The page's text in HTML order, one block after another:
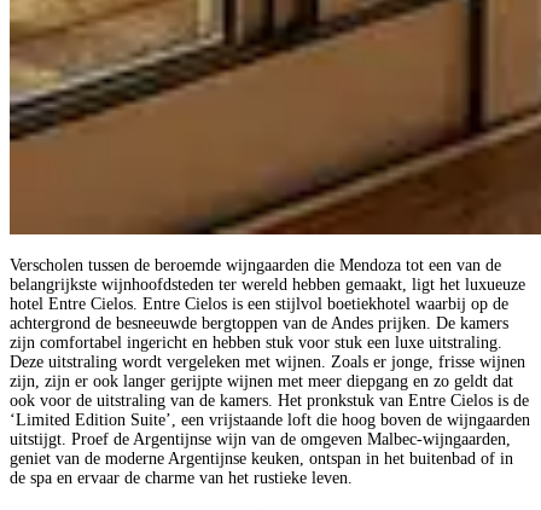
Verscholen tussen de beroemde wijngaarden die Mendoza tot een van de
belangrijkste wijnhoofdsteden ter wereld hebben gemaakt, ligt het luxueuze
hotel Entre Cielos. Entre Cielos is een stijlvol boetiekhotel waarbij op de
achtergrond de besneeuwde bergtoppen van de Andes prijken. De kamers
zijn comfortabel ingericht en hebben stuk voor stuk een luxe uitstraling.
Deze uitstraling wordt vergeleken met wijnen. Zoals er jonge, frisse wijnen
zijn, zijn er ook langer gerijpte wijnen met meer diepgang en zo geldt dat
ook voor de uitstraling van de kamers. Het pronkstuk van Entre Cielos is de
‘Limited Edition Suite’, een vrijstaande loft die hoog boven de wijngaarden
uitstijgt. Proef de Argentijnse wijn van de omgeven Malbec-wijngaarden,
geniet van de moderne Argentijnse keuken, ontspan in het buitenbad of in
de spa en ervaar de charme van het rustieke leven.